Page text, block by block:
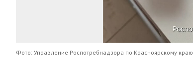
Фото: Управление Роспотребнадзора по Красноярскому краю